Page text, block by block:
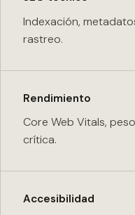
Indexación,
rastreo.
Rendimiento
Core Web Vitals,
crítica.
Accesibilidad